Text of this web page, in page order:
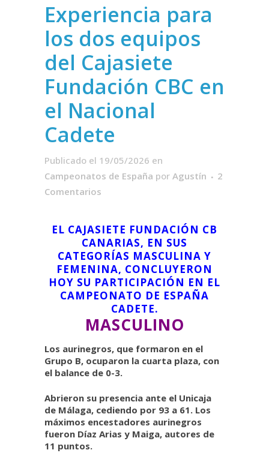
Experiencia para
los dos equipos
del Cajasiete
Fundación CBC en
el Nacional
Cadete
Publicado el 19/05/2026 en
Campeonatos de España por Agustín
2
Comentarios
EL CAJASIETE FUNDACIÓN CB
CANARIAS, EN SUS
CATEGORÍAS MASCULINA Y
FEMENINA, CONCLUYERON
HOY SU PARTICIPACIÓN EN EL
CAMPEONATO DE ESPAÑA
CADETE.
MASCULINO
Los aurinegros, que formaron en el
Grupo B, ocuparon la cuarta plaza, con
el balance de 0-3.
Abrieron su presencia ante el Unicaja
de Málaga, cediendo por 93 a 61. Los
máximos encestadores aurinegros
fueron Díaz Arias y Maiga, autores de
11 puntos.